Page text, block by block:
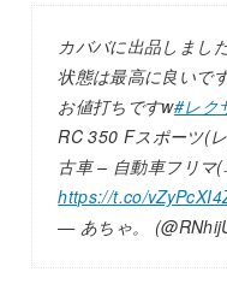
カババに出品しました
状態は最高に良いで
お値打ちですw#レク
RC 350 Fスポーツ(
古車 – 自動車フリマ
https://t.co/
— あちゃ。